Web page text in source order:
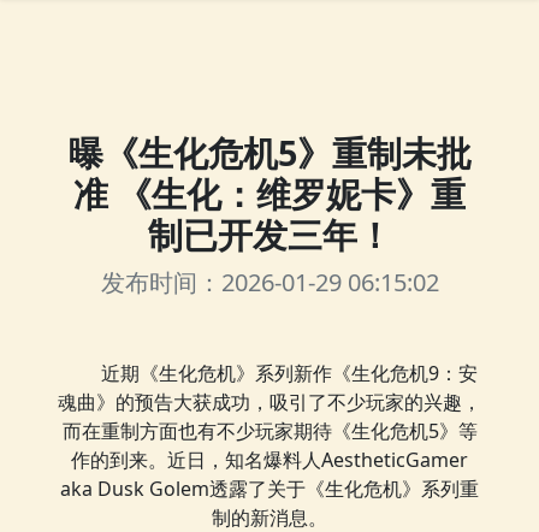
曝《生化危机5》重制未批
准 《生化：维罗妮卡》重
制已开发三年！
发布时间：2026-01-29 06:15:02
近期《生化危机》系列新作《生化危机9：安
魂曲》的预告大获成功，吸引了不少玩家的兴趣，
而在重制方面也有不少玩家期待《生化危机5》等
作的到来。近日，知名爆料人AestheticGamer
aka Dusk Golem透露了关于《生化危机》系列重
制的新消息。